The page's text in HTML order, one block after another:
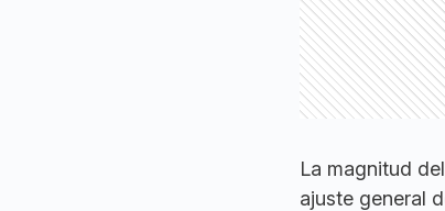
La magnitud
ajuste general